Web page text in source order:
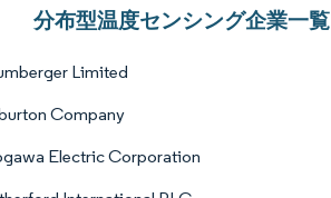
分布型温度センシング企業一覧
Limited
Company
Electric Corporation